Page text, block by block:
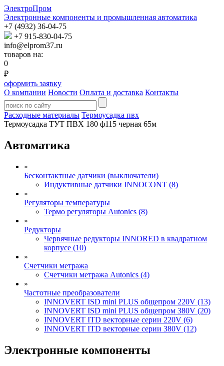
ЭлектроПром
Электронные компоненты и промышленная автоматика
+7 (4932) 36-04-75
+7 915-830-04-75
info@elprom37.ru
товаров на:
0
₽
оформить заявку
О компании Новости Оплата и доставка Контакты
Расходные материалы Термоусадка пвх
Термоусадка ТУТ ПВХ 180 ф115 черная 65м
Автоматика
»
Бесконтактные датчики (выключатели)
Индуктивные датчики INNOCONT (8)
»
Регуляторы температуры
Термо регуляторы Autonics (8)
»
Редукторы
Червячные редукторы INNORED в квадратном
корпусе (10)
»
Счетчики метража
Счетчики метража Autonics (4)
»
Частотные преобразователи
INNOVERT ISD mini PLUS общепром 220V (13)
INNOVERT ISD mini PLUS общепром 380V (20)
INNOVERT ITD векторные серии 220V (6)
INNOVERT ITD векторные серии 380V (12)
Электронные компоненты